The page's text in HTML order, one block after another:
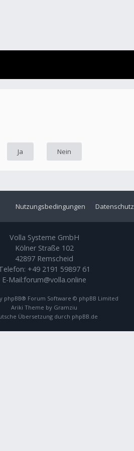
Datenschutz
Nutzungsbedingungen
Volla Systeme GmbH
Kölner Straße 102
42897 Remscheid
+49 2191 59897 61
E-Mail:forum@volla.online
phpBB® Forum Software © phpBB Limited
Ariki Theme by Gramziu
Übersetzung durch phpBB.de